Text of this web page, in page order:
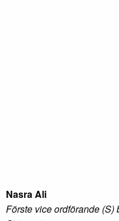
Nasra Ali
Förste vice ordförande